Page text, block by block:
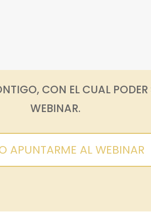
CON EL CUAL PODER
WEBINAR.
APUNTARME AL WEBINAR